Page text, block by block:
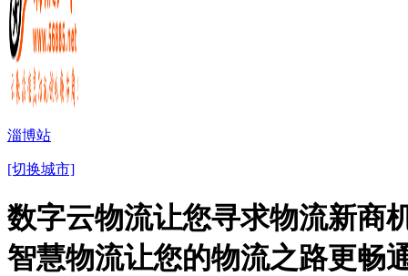
淄博站
[切换城市]
数字云物流让您寻求物流新商
智慧物流让您的物流之路更畅